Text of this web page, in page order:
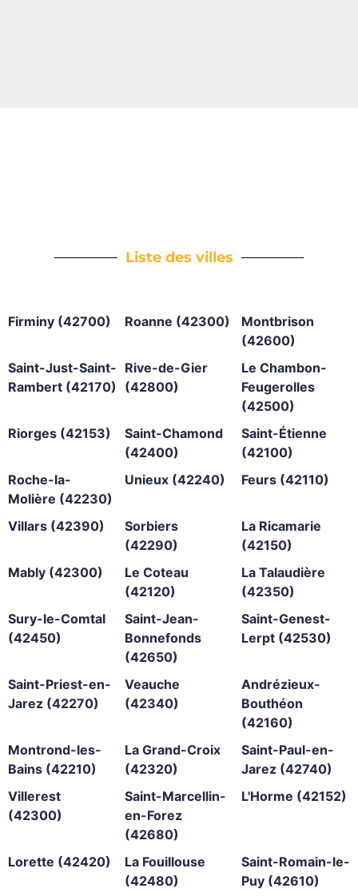
Liste des villes
Firminy (42700) Roanne (42300)
Montbrison
(42600)
Saint-Just-Saint-
Rambert (42170)
Rive-de-Gier
(42800)
Le Chambon-
Feugerolles
(42500)
Riorges (42153)
Saint-Chamond
(42400)
Saint-Étienne
(42100)
Roche-la-
Molière (42230)
Unieux (42240) Feurs (42110)
Villars (42390)
Sorbiers
(42290)
La Ricamarie
(42150)
Mably (42300)
Le Coteau
(42120)
La Talaudière
(42350)
Sury-le-Comtal
(42450)
Saint-Jean-
Bonnefonds
(42650)
Saint-Genest-
Lerpt (42530)
Saint-Priest-en-
Jarez (42270)
Veauche
(42340)
Andrézieux-
Bouthéon
(42160)
Montrond-les-
Bains (42210)
La Grand-Croix
(42320)
Saint-Paul-en-
Jarez (42740)
Villerest
(42300)
Saint-Marcellin-
en-Forez
(42680)
L'Horme (42152)
Lorette (42420)
La Fouillouse
(42480)
Saint-Romain-le-
Puy (42610)